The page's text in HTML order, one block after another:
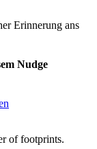
Erinnerung ans
Nudge
of footprints.